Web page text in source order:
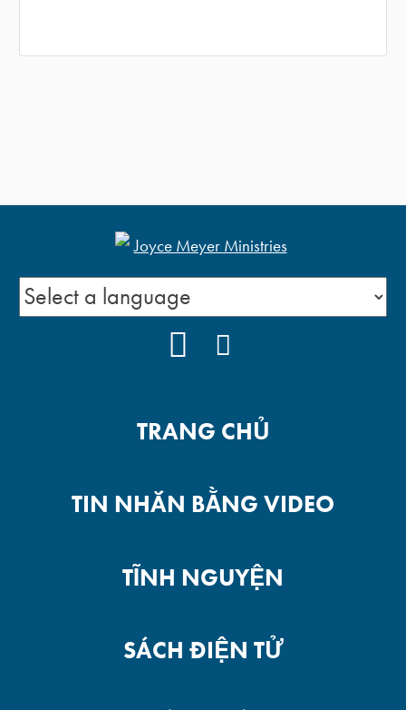
YOUTUBE
TRANG CHỦ
TIN NHẮN BẰNG VIDEO
TĨNH NGUYỆN
SÁCH ĐIỆN TỬ